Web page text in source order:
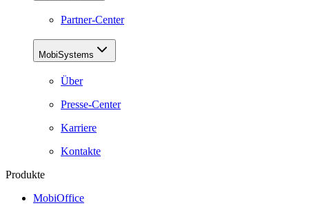
Partner-Center
MobiSystems
Über
Presse-Center
Karriere
Kontakte
Produkte
MobiOffice